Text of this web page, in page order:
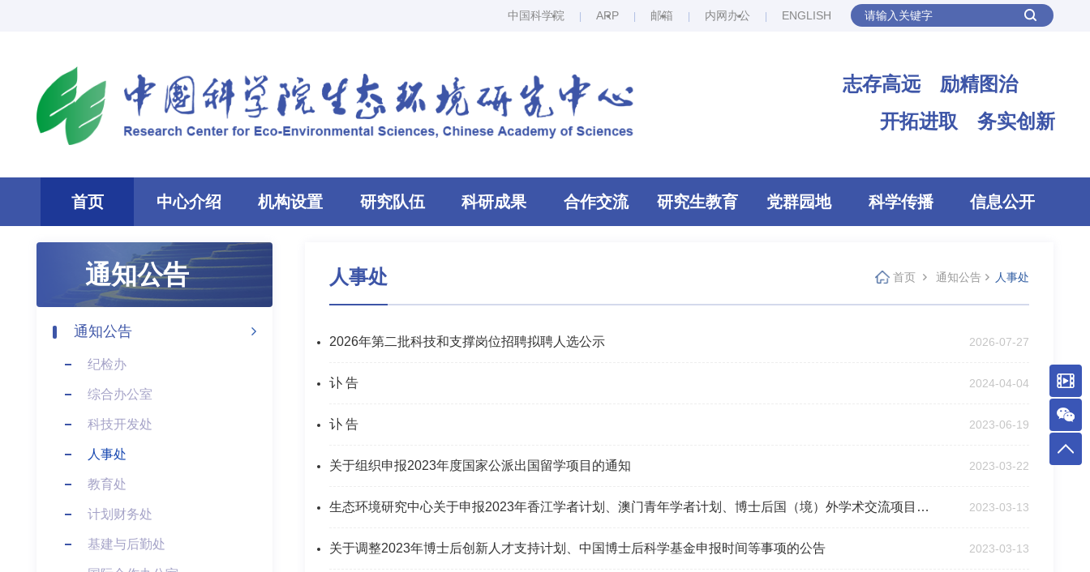
中国科学院 ARP 邮箱 内网办公 ENGLISH
志存高远 励精图治
开拓进取 务实创新
首页 中心介绍 机构设置 研究队伍 科研成果 合作交流 研究生教育 党群园地 科学传播 信息公开
通知公告
通知公告
纪检办
综合办公室
科技开发处
人事处
教育处
计划财务处
基建与后勤处
人事处 首页 通知公告 人事处
2026年第二批科技和支撑岗位招聘拟聘人选公示 2026-07-27
讣 告 2024-04-04
讣 告 2023-06-19
关于组织申报2023年度国家公派出国留学项目的通知 2023-03-22
生态环境研究中心关于申报2023年香江学者计划、澳门青年学者计划、博士后国（境）外学术交流项目的通知 2023-03-13
关于调整2023年博士后创新人才支持计划、中国博士后科学基金申报时间等事项的公告 2023-03-13